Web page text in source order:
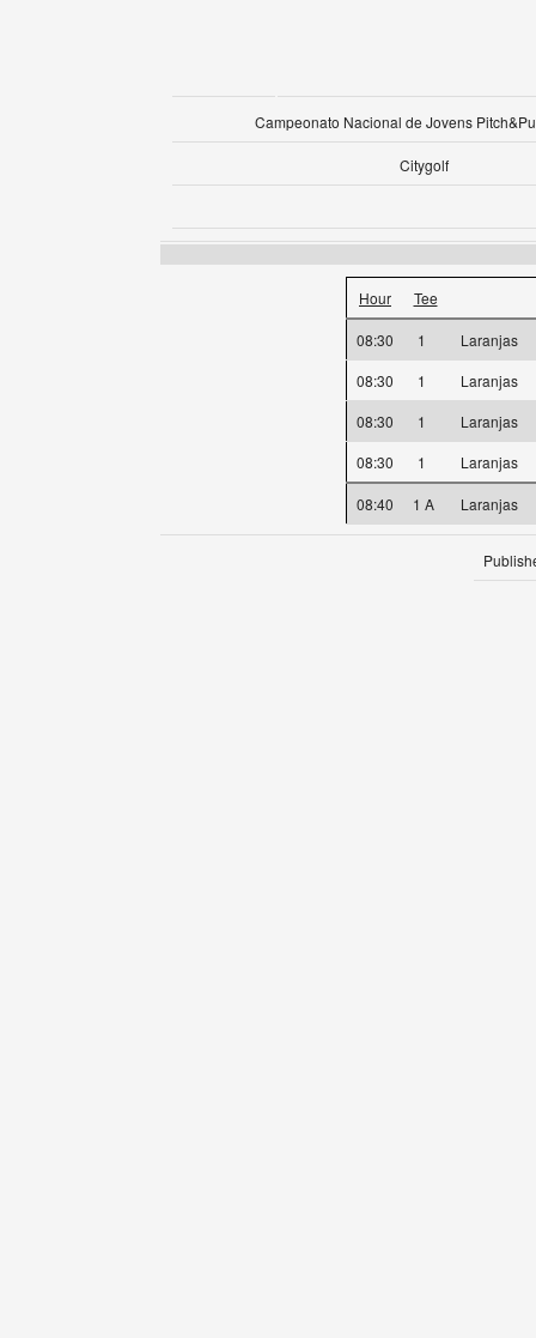
Campeonato Nacional de Jovens
Citygolf
Hour Tee
08:30 1
Laranjas
08:30
1
Laranjas
08:30
1
Laranjas
08:30
1 Laranjas
08:40 1 A Laranjas